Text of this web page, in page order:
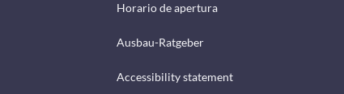
Horario de apertura
Ausbau-Ratgeber
Accessibility statement